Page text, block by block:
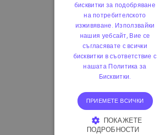
бисквитки за подобряване
на потребителското
изживяване. Използвайки
нашия уебсайт, Вие се
съгласявате с всички
бисквитки в съответствие с
нашата Политика за
Бисквитки.
ПРИЕМЕТЕ ВСИЧКИ
ПОКАЖЕТЕ
ПОДРОБНОСТИ